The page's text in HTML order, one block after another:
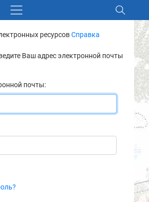
ресурсовСправка
Ваш адрес электронной почты
почты: